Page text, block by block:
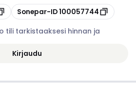
Kopioi
Sonepar-ID100057744
tili tarkistaaksesi hinnan ja
Kirjaudu